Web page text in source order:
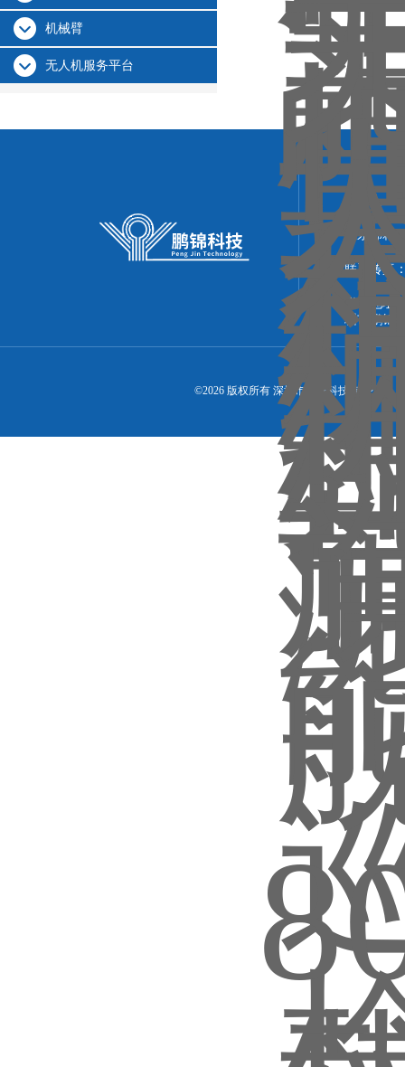
机械臂
无人机服务平台
联系人：
联系邮箱
联系传真
联系地址
圳市鹏锦
©2026 版权所有 深圳市鹏锦科技有限公司